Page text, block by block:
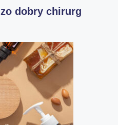
dobry chirurg